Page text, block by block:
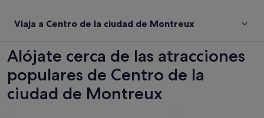
Viaja a Centro de la ciudad de Montreux
Alójate cerca de las atracciones
populares de Centro de la
ciudad de Montreux